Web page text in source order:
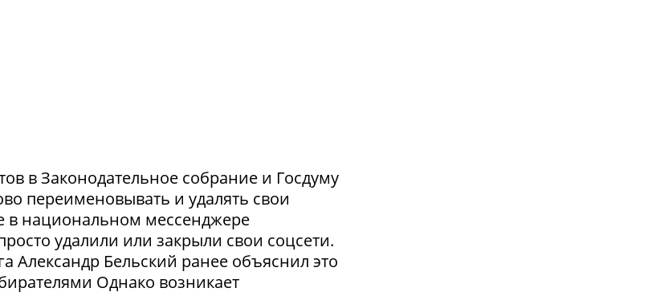
в Законодательное собрание и Госдуму
переименовывать и удалять свои
в национальном мессенджере
удалили или закрыли свои соцсети.
Александр Бельский ранее объяснил это
Однако возникает